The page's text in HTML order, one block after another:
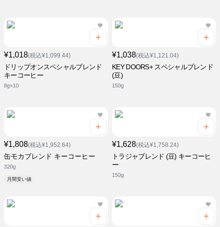
¥1,018(税込¥1,099.44)
ドリップオンスペシャルブレンド
キーコーヒー
8g×10
¥1,038(税込¥1,121.04)
KEY DOORS+ スペシャルブレンド
(豆)
150g
¥1,808(税込¥1,952.64)
缶モカブレンド キーコーヒー
320g
月間安い値
¥1,628(税込¥1,758.24)
トラジャブレンド (豆) キーコーヒ
ー
150g